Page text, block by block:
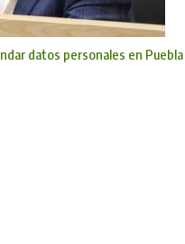
datos personales en Puebla